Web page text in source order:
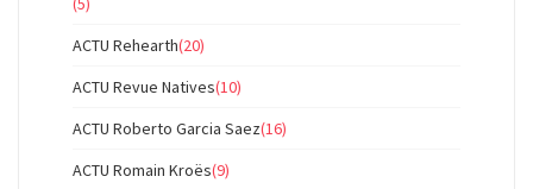
ACTU Rehearth(20)
ACTU Revue Natives(10)
ACTU Roberto Garcia Saez(16)
ACTU Romain Kroës(9)